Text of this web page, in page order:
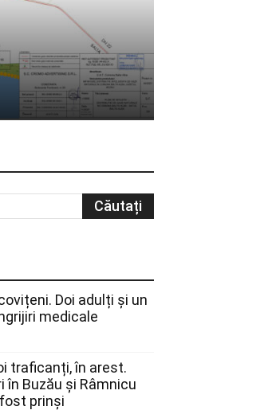
Doi adulți și un
medicale
traficanți, în arest.
în Buzău și Râmnicu
prinși